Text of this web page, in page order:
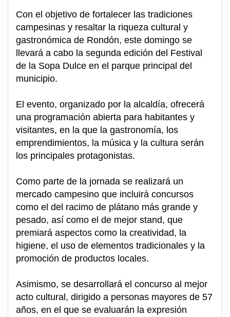
Con el objetivo de fortalecer las tradiciones
campesinas y resaltar la riqueza cultural y
gastronómica de Rondón, este domingo se
llevará a cabo la segunda edición del Festival
de la Sopa Dulce en el parque principal del
municipio.
El evento, organizado por la alcaldía, ofrecerá
una programación abierta para habitantes y
visitantes, en la que la gastronomía, los
emprendimientos, la música y la cultura serán
los principales protagonistas.
Como parte de la jornada se realizará un
mercado campesino que incluirá concursos
como el del racimo de plátano más grande y
pesado, así como el de mejor stand, que
premiará aspectos como la creatividad, la
higiene, el uso de elementos tradicionales y la
promoción de productos locales.
Asimismo, se desarrollará el concurso al mejor
acto cultural, dirigido a personas mayores de 57
años, en el que se evaluarán la expresión